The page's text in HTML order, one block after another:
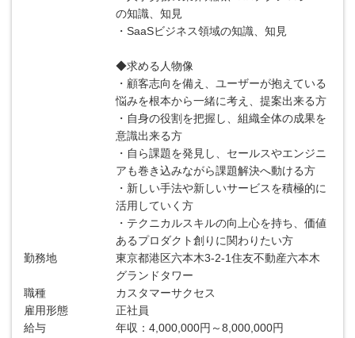
の知識、知見
・SaaSビジネス領域の知識、知見
◆求める人物像
・顧客志向を備え、ユーザーが抱えている
悩みを根本から一緒に考え、提案出来る方
・自身の役割を把握し、組織全体の成果を
意識出来る方
・自ら課題を発見し、セールスやエンジニ
アも巻き込みながら課題解決へ動ける方
・新しい手法や新しいサービスを積極的に
活用していく方
・テクニカルスキルの向上心を持ち、価値
あるプロダクト創りに関わりたい方
勤務地
東京都港区六本木3-2-1住友不動産六本木
グランドタワー
職種
カスタマーサクセス
雇用形態
正社員
給与
年収：4,000,000円～8,000,000円